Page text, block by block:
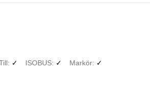
✓ ISOBUS ✓ Markör ✓